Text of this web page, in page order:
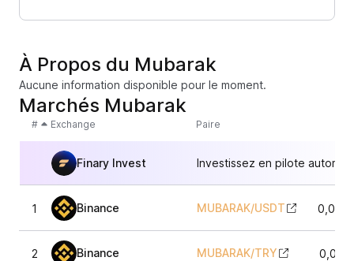
À Propos du Mubarak
Aucune information disponible pour le moment.
Marchés Mubarak
# Exchange Paire
Finary Invest Investissez en pilote
1 Binance MUBARAK/USDT
2 Binance MUBARAK/TRY